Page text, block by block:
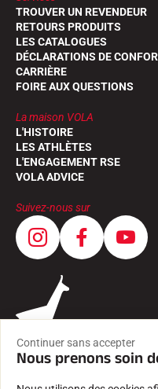
TROUVER UN REVENDEUR
RETOURS PRODUITS
LES CATALOGUES
DÉCLARATIONS DE
CARRIÈRE
FOIRE AUX QUESTIONS
La maison VOLA
L'HISTOIRE
LES ATHLÈTES
L'ENGAGEMENT RSE
VOLA ADVICE
Suivez-nous sur
Continuer sans accepter
Nous prenons soin